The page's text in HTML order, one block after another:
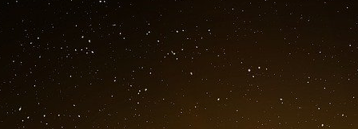
« La crise de la démocratie », 1975